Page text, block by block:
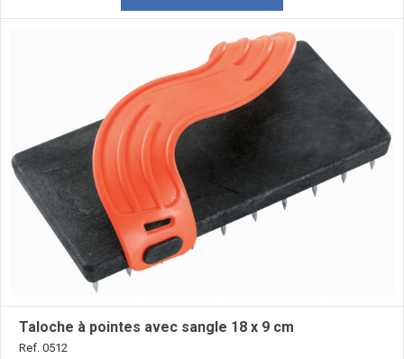
Taloche à pointes avec sangle 18 x 9 cm
Ref. 0512